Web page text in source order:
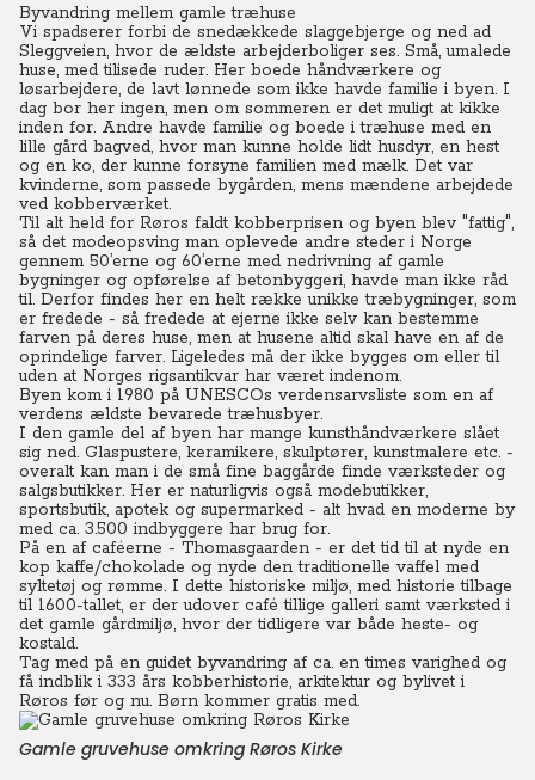
Byvandring mellem gamle træhuse
Vi spadserer forbi de snedækkede slaggebjerge og ned ad
Sleggveien, hvor de ældste arbejderboliger ses. Små, umalede
huse, med tilisede ruder. Her boede håndværkere og
løsarbejdere, de lavt lønnede som ikke havde familie i byen. I
dag bor her ingen, men om sommeren er det muligt at kikke
inden for. Andre havde familie og boede i træhuse med en
lille gård bagved, hvor man kunne holde lidt husdyr, en hest
og en ko, der kunne forsyne familien med mælk. Det var
kvinderne, som passede bygården, mens mændene arbejdede
ved kobberværket.
Til alt held for Røros faldt kobberprisen og byen blev "fattig",
så det modeopsving man oplevede andre steder i Norge
gennem 50’erne og 60’erne med nedrivning af gamle
bygninger og opførelse af betonbyggeri, havde man ikke råd
til. Derfor findes her en helt række unikke træbygninger, som
er fredede - så fredede at ejerne ikke selv kan bestemme
farven på deres huse, men at husene altid skal have en af de
oprindelige farver. Ligeledes må der ikke bygges om eller til
uden at Norges rigsantikvar har været indenom.
Byen kom i 1980 på UNESCOs verdensarvsliste som en af
verdens ældste bevarede træhusbyer.
I den gamle del af byen har mange kunsthåndværkere slået
sig ned. Glaspustere, keramikere, skulptører, kunstmalere etc. -
overalt kan man i de små fine baggårde finde værksteder og
salgsbutikker. Her er naturligvis også modebutikker,
sportsbutik, apotek og supermarked - alt hvad en moderne by
med ca. 3.500 indbyggere har brug for.
På en af caféerne - Thomasgaarden - er det tid til at nyde en
kop kaffe/chokolade og nyde den traditionelle vaffel med
syltetøj og rømme. I dette historiske miljø, med historie tilbage
til 1600-tallet, er der udover café tillige galleri samt værksted i
det gamle gårdmiljø, hvor der tidligere var både heste- og
kostald.
Tag med på en guidet byvandring af ca. en times varighed og
få indblik i 333 års kobberhistorie, arkitektur og bylivet i
Røros før og nu. Børn kommer gratis med.
Gamle gruvehuse omkring Røros Kirke